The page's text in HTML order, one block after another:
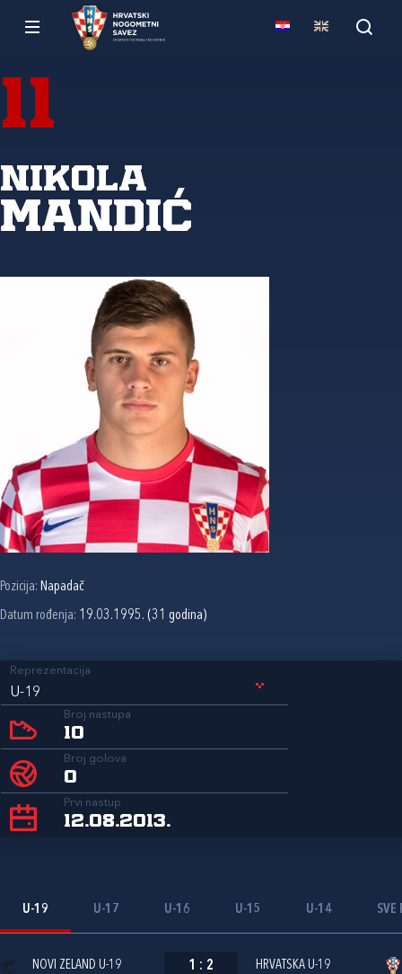
11
Nikola
Mandić
Pozicija: Napadač
Datum rođenja: 19.03.1995. (31 godina)
Reprezentacija
U-19
Broj nastupa
10
Broj golova
0
Prvi nastup
12.08.2013.
U-19 U-17 U-16 U-15 U-14 SVE
NOVI ZELAND U-19 1 : 2 HRVATSKA U-19